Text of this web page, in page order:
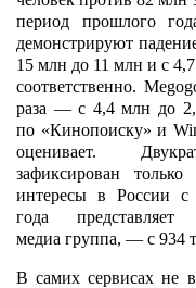
период прошлого
демонстрируют
15 млн до 11 млн и с
соответственно.
раза — с 4,4 млн до
по «Кинопоиску» и
оценивает.
зафиксирован
интересы в России с
года представляет
медиа группа, — с 934
В самих сервисах не